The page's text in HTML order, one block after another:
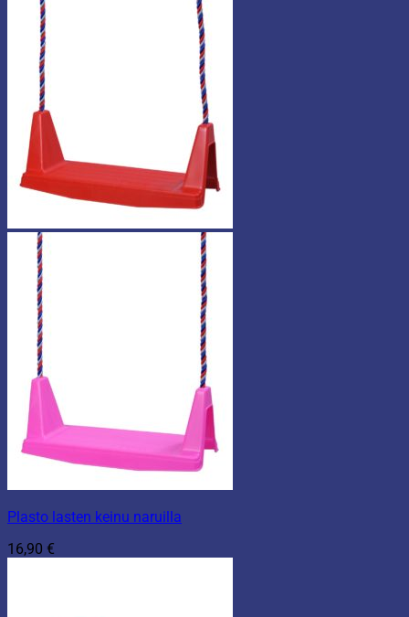
Plasto lasten keinu naruilla
16,90 €